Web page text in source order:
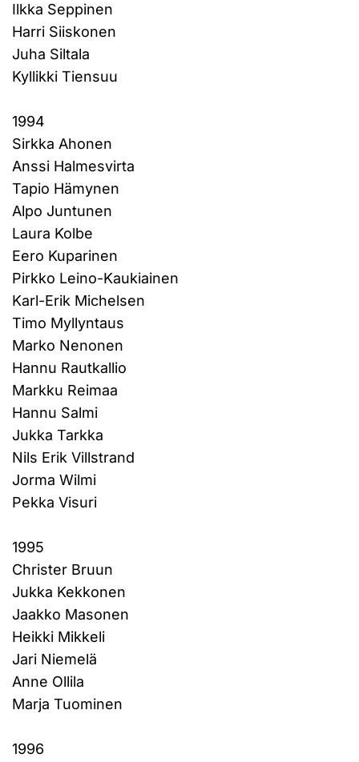
Ilkka Seppinen
Harri Siiskonen
Juha Siltala
Kyllikki Tiensuu
1994
Sirkka Ahonen
Anssi Halmesvirta
Tapio Hämynen
Alpo Juntunen
Laura Kolbe
Eero Kuparinen
Pirkko Leino-Kaukiainen
Karl-Erik Michelsen
Timo Myllyntaus
Marko Nenonen
Hannu Rautkallio
Markku Reimaa
Hannu Salmi
Jukka Tarkka
Nils Erik Villstrand
Jorma Wilmi
Pekka Visuri
1995
Christer Bruun
Jukka Kekkonen
Jaakko Masonen
Heikki Mikkeli
Jari Niemelä
Anne Ollila
Marja Tuominen
1996